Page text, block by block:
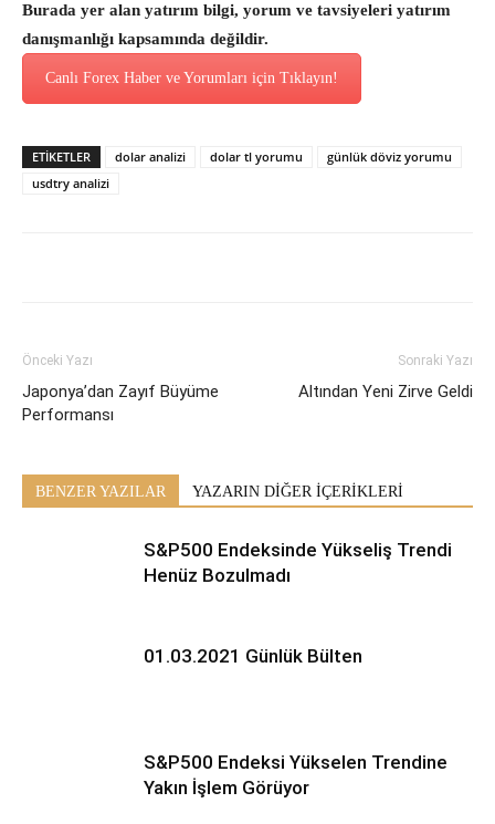
Burada yer alan yatırım bilgi, yorum ve tavsiyeleri yatırım
danışmanlığı kapsamında değildir.
Canlı Forex Haber ve Yorumları için Tıklayın!
ETİKETLER dolar analizi dolar tl yorumu
günlük döviz yorumu
usdtry analizi
Önceki Yazı
Japonya’dan Zayıf Büyüme
Performansı
Sonraki Yazı
Altından Yeni Zirve Geldi
BENZER YAZILAR YAZARIN DİĞER İÇERİKLERİ
S&P500 Endeksinde Yükseliş Trendi
Henüz Bozulmadı
01.03.2021 Günlük Bülten
S&P500 Endeksi Yükselen Trendine
Yakın İşlem Görüyor